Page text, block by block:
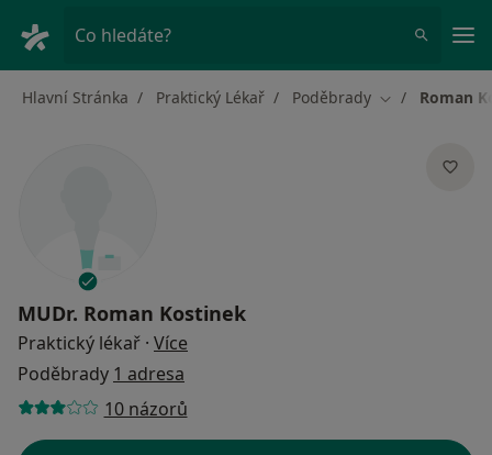
Co hledáte?
Hlavní Stránka Praktický Lékař Poděbrady Změna města
Roman
MUDr. Roman Kostinek
Praktický lékař · Více
Poděbrady 1 adresa
10 názorů